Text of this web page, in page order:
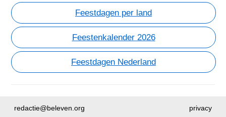
Feestdagen per land
Feestenkalender 2026
Feestdagen Nederland
privacy
redactie@beleven.org